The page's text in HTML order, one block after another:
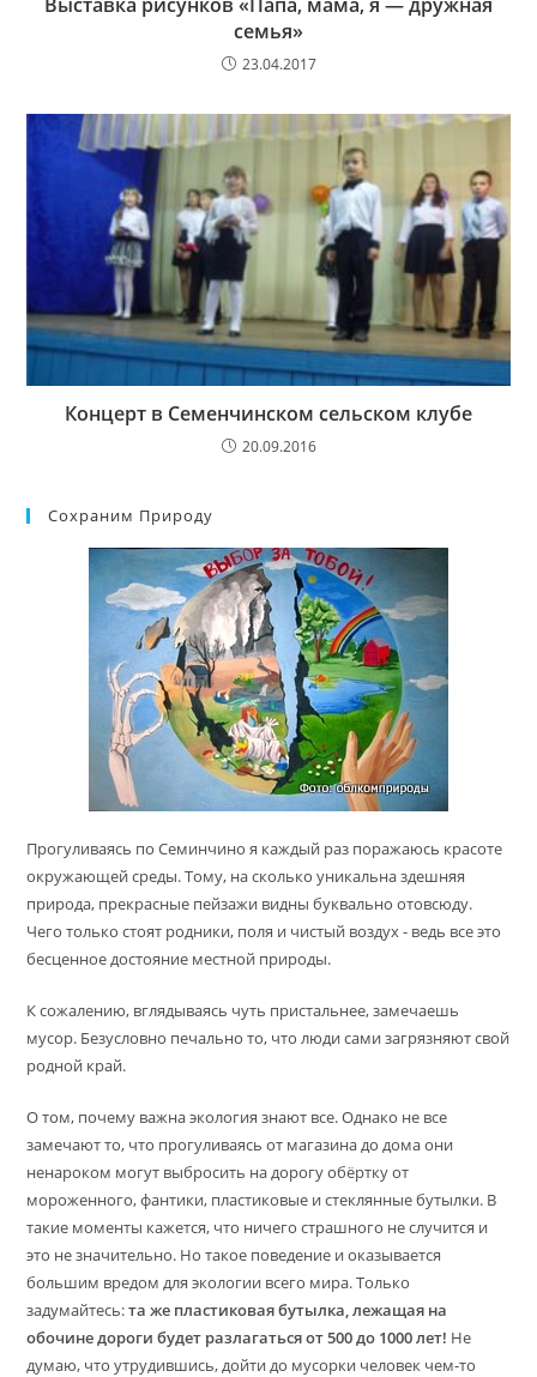
семья»
23.04.2017
Концерт в Семенчинском сельском клубе
20.09.2016
Сохраним Природу
Прогуливаясь по Семинчино я каждый раз поражаюсь красоте
окружающей среды. Тому, на сколько уникальна здешняя
природа, прекрасные пейзажи видны буквально отовсюду.
Чего только стоят родники, поля и чистый воздух - ведь все это
бесценное достояние местной природы.
К сожалению, вглядываясь чуть пристальнее, замечаешь
мусор. Безусловно печально то, что люди сами загрязняют свой
родной край.
О том, почему важна экология знают все. Однако не все
замечают то, что прогуливаясь от магазина до дома они
ненароком могут выбросить на дорогу обёртку от
мороженного, фантики, пластиковые и стеклянные бутылки. В
такие моменты кажется, что ничего страшного не случится и
это не значительно. Но такое поведение и оказывается
большим вредом для экологии всего мира. Только
задумайтесь:та же пластиковая бутылка, лежащая на
обочине дороги будет разлагаться от 500 до 1000 лет! Не
думаю, что утрудившись, дойти до мусорки человек чем-то